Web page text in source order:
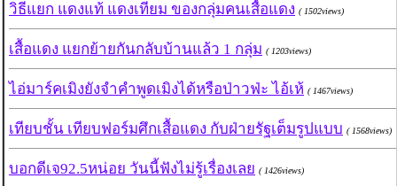
วิธีแยก แดงแท้ แดงเทียม ของกลุ่มคนเสื้อแดง ( 1502views)
เสื้อแดง แยกย้ายกันกลับบ้านแล้ว 1 กลุ่ม ( 1203views)
ไอ่มาร์คเมิงยังจำคำพูดเมิงได้หรือป่าวฟ่ะ ไอ้เห้ ( 1467views)
เทียบชั้น เทียบฟอร์มศึกเสื้อแดง กับฝ่ายรัฐเต็มรูปแบบ ( 1568views)
บอกดีเจ92.5หน่อย วันนี้ฟังไม่รู้เรื่องเลย ( 1426views)